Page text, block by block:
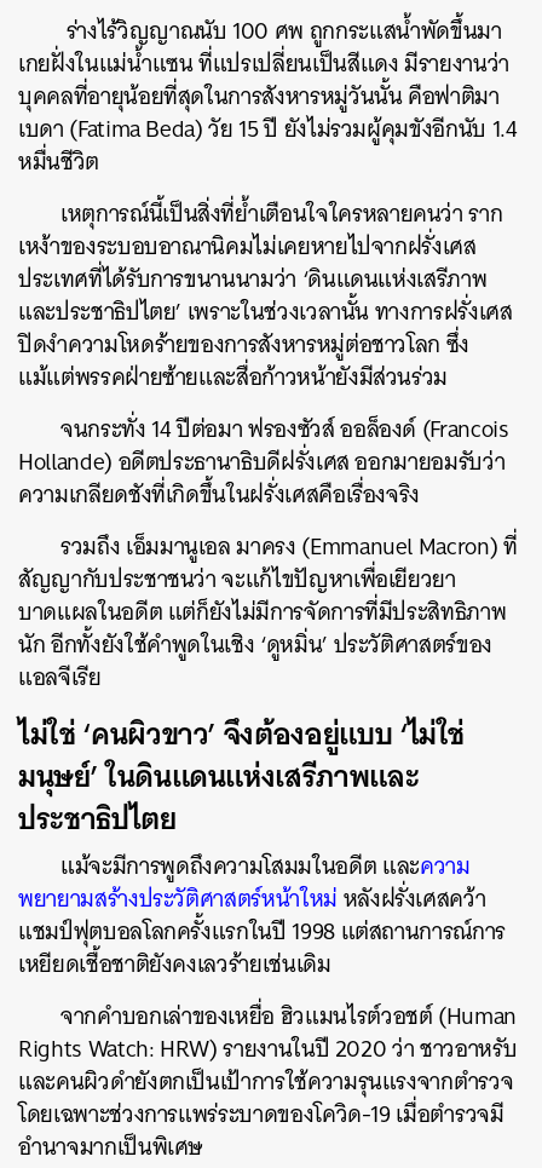
ร่างไร้วิญญาณนับ 100 ศพ ถูกกระแสน้ำพัดขึ้นมา
เกยฝั่งในแม่น้ำแซน ที่แปรเปลี่ยนเป็นสีแดง มีรายงานว่า
บุคคลที่อายุน้อยที่สุดในการสังหารหมู่วันนั้น คือฟาติมา
เบดา (Fatima Beda)วัย 15 ปี ยังไม่รวมผู้คุมขังอีกนับ 1.4
หมื่นชีวิต
เหตุการณ์นี้เป็นสิ่งที่ย้ำเตือนใจใครหลายคนว่า ราก
เหง้าของระบอบอาณานิคมไม่เคยหายไปจากฝรั่งเศส
ประเทศที่ได้รับการขนานนามว่า ‘ดินแดนแห่งเสรีภาพ
และประชาธิปไตย’ เพราะในช่วงเวลานั้น ทางการฝรั่งเศส
ปิดงำความโหดร้ายของการสังหารหมู่ต่อชาวโลก ซึ่ง
แม้แต่พรรคฝ่ายซ้ายและสื่อก้าวหน้ายังมีส่วนร่วม
จนกระทั่ง 14 ปีต่อมา ฟรองซัวส์ ออล็องด์ (Francois
Hollande) อดีตประธานาธิบดีฝรั่งเศส ออกมายอมรับว่า
ความเกลียดชังที่เกิดขึ้นในฝรั่งเศสคือเรื่องจริง
รวมถึง เอ็มมานูเอล มาครง (Emmanuel Macron) ที่
สัญญากับประชาชนว่า จะแก้ไขปัญหาเพื่อเยียวยา
บาดแผลในอดีต แต่ก็ยังไม่มีการจัดการที่มีประสิทธิภาพ
นัก อีกทั้งยังใช้คำพูดในเชิง ‘ดูหมิ่น’ ประวัติศาสตร์ของ
แอลจีเรีย
ไม่ใช่ ‘คนผิวขาว’ จึงต้องอยู่แบบ ‘ไม่ใช่
มนุษย์’ ในดินแดนแห่งเสรีภาพและ
ประชาธิปไตย
แม้จะมีการพูดถึงความโสมมในอดีต และความ
พยายามสร้างประวัติศาสตร์หน้าใหม่หลังฝรั่งเศสคว้า
แชมป์ฟุตบอลโลกครั้งแรกในปี 1998 แต่สถานการณ์การ
เหยียดเชื้อชาติยังคงเลวร้ายเช่นเดิม
จากคำบอกเล่าของเหยื่อ ฮิวแมนไรต์วอชต์ (Human
Rights Watch: HRW) รายงานในปี 2020 ว่า ชาวอาหรับ
และคนผิวดำยังตกเป็นเป้าการใช้ความรุนแรงจากตำรวจ
โดยเฉพาะช่วงการแพร่ระบาดของโควิด-19 เมื่อตำรวจมี
อำนาจมากเป็นพิเศษ
ค้นหา